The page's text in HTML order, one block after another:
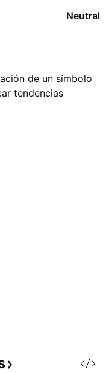
Neutral
de un símbolo
tendencias